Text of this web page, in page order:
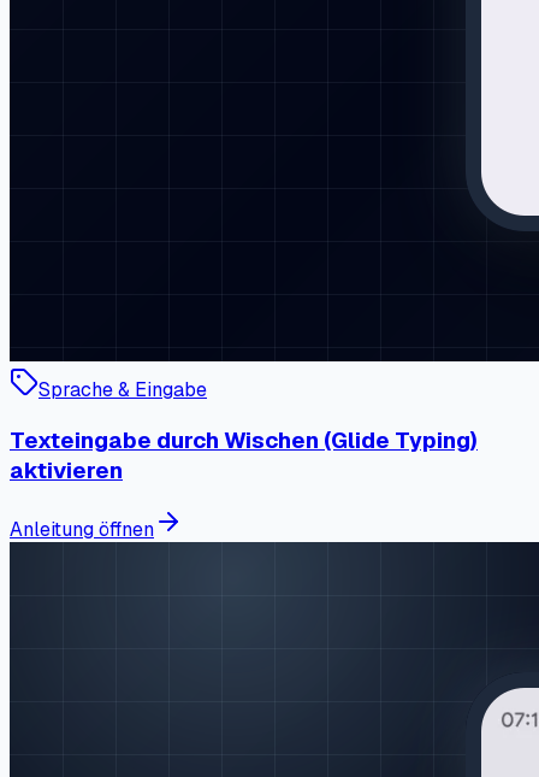
Sprache & Eingabe
Texteingabe durch Wischen (Glide Typing)
aktivieren
Anleitung öffnen